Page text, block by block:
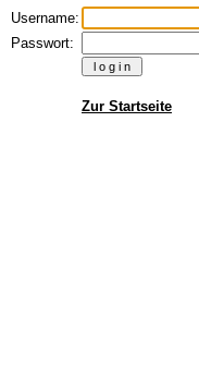
Username:
Passwort:
Zur Startseite